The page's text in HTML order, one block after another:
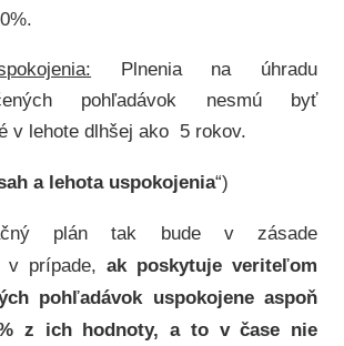
Plnenia na úhradu
pohľadávok nesmú byť
v lehote dlhšej ako 5 rokov.
a lehota uspokojenia“)
plán tak bude v zásade
v prípade, ak poskytuje veriteľom
pohľadávok uspokojene aspoň
z ich hodnoty, a to v čase nie